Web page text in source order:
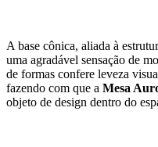
A base cônica, aliada à
uma agradável sensação de
de formas confere leveza
fazendo com que a Mesa
objeto de design dentro do